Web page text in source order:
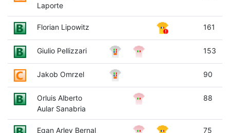
Laporte
Florian Lipowitz 161
Giulio Pellizzari 153
Jakob Omrzel 90
Orluis Alberto
Aular Sanabria
88
Egan Arley Bernal
75